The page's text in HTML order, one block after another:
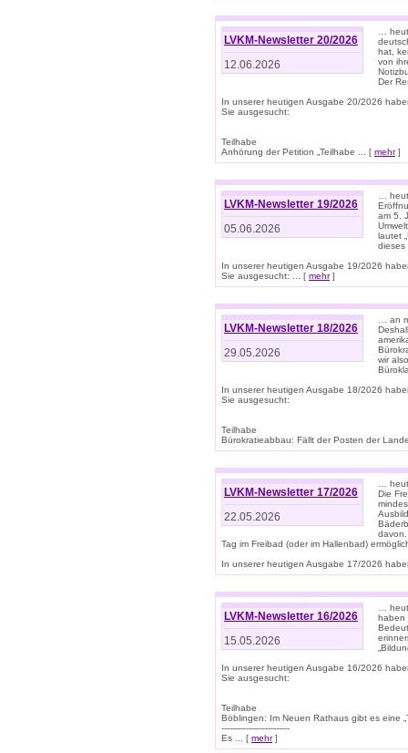
LVKM-Newsletter 20/2026
12.06.2026
…
hat,
von
Der
In unserer heutigen Ausgabe 20/2026
Sie ausgesucht:
Teilhabe
Anhörung der Petition „Teilhabe ... [ mehr]
LVKM-Newsletter 19/2026
05.06.2026
…
am 5.
lautet
dieses
In unserer heutigen Ausgabe 19/2026
Sie ausgesucht: ... [ mehr]
LVKM-Newsletter 18/2026
29.05.2026
… an
wir
In unserer heutigen Ausgabe 18/2026
Sie ausgesucht:
Teilhabe
Bürokratieabbau: Fällt der Posten der
LVKM-Newsletter 17/2026
22.05.2026
…
Die
davon.
Tag im Freibad (oder im Hallenbad)
In unserer heutigen Ausgabe 17/2026
LVKM-Newsletter 16/2026
15.05.2026
…
haben
In unserer heutigen Ausgabe 16/2026
Sie ausgesucht:
Teilhabe
Böblingen: Im Neuen Rathaus gibt es eine
-------------------------
Es ... [ mehr]